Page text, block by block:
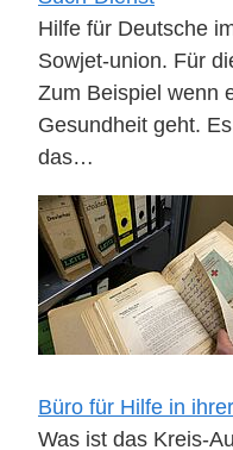
Hilfe für Deutsche
Sowjet-union. Für
Zum Beispiel wenn
Gesundheit geht.
das…
Büro für Hilfe in
Was ist das Kreis-